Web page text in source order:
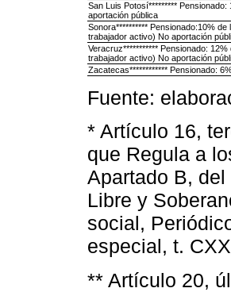
San Luis Potosí********* Pensionado:
aportación pública
Sonora********** Pensionado:10% de
trabajador activo) No aportación
Veracruz*********** Pensionado:
trabajador activo) No aportación
Zacatecas************ Pensionado:
Fuente:
* Artículo 16,
que Regula a
Apartado B,
Libre y
social,
especial, t.
** Artículo 20,